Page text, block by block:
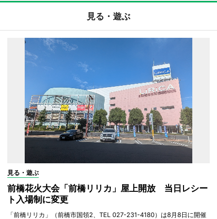
見る・遊ぶ
見る・遊ぶ
前橋花火大会「前橋リリカ」屋上開放 当日レシー
ト入場制に変更
「前橋リリカ」（前橋市国領2、TEL 027-231-4180）は8月8日に開催